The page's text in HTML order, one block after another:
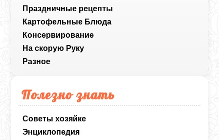
Праздничные рецепты
Картофельные Блюда
Консервирование
На скорую Руку
Разное
Полезно знать
Советы хозяйке
Энциклопедия